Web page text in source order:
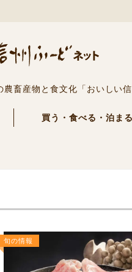
畜産物と食文化「おいしい
買う・食べる・泊ま
旬の情報